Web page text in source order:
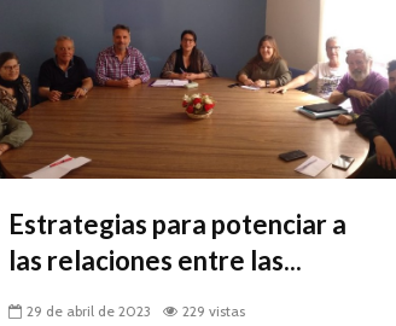
Estrategias para potenciar a
las relaciones entre las...
29 de abril de 2023 229 vistas